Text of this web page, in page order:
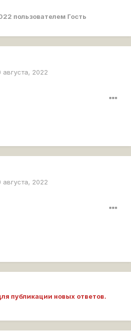
пользователем Гость
августа, 2022
августа, 2022
публикации новых ответов.